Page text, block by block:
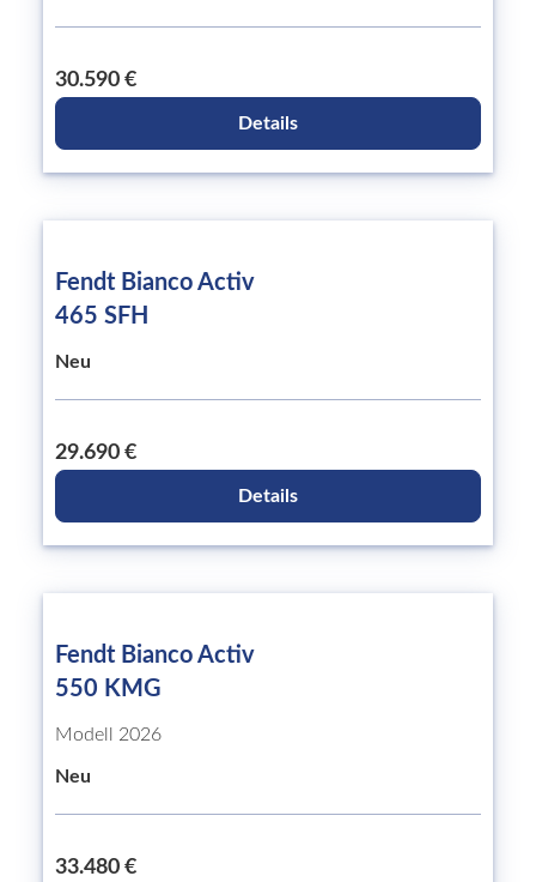
30.590 €
Details
Fendt Bianco Activ
465 SFH
Neu
29.690 €
Details
Fendt Bianco Activ
550 KMG
Modell 2026
Neu
33.480 €